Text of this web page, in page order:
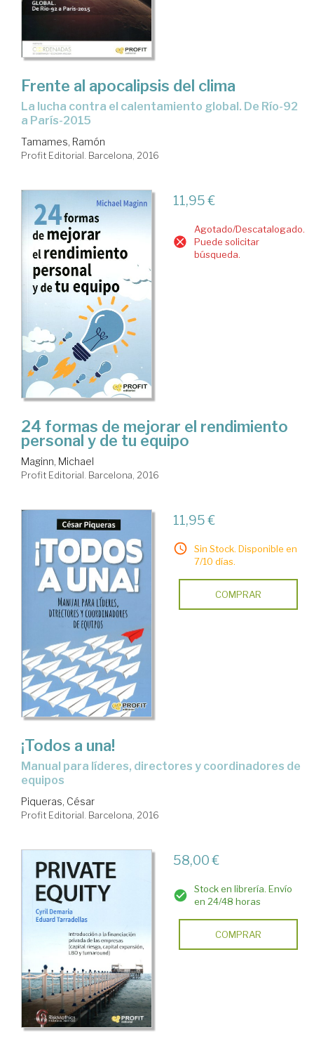
Frente al apocalipsis del clima
la lucha contra el calentamiento global. De Río-92
a París-2015
Tamames, Ramón
Profit Editorial. Barcelona, 2016
11,95 €
Agotado/Descatalogado.
Puede solicitar
búsqueda.
24 formas de mejorar el rendimiento
personal y de tu equipo
Maginn, Michael
Profit Editorial. Barcelona, 2016
11,95 €
Sin Stock. Disponible en
7/10 días.
COMPRAR
¡Todos a una!
manual para líderes, directores y coordinadores de
equipos
Piqueras, César
Profit Editorial. Barcelona, 2016
58,00 €
Stock en librería. Envío
en 24/48 horas
COMPRAR